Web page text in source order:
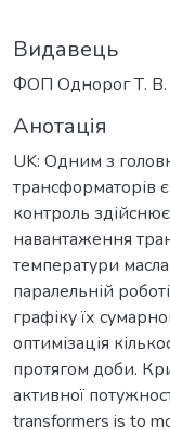
Видавець
ФОП Однорог Т. В.
Анотація
UK: Одним з
трансформаторів
контроль
навантаження
температури
паралельній
графіку їх
оптимізація
протягом доби.
активної
transformers is to